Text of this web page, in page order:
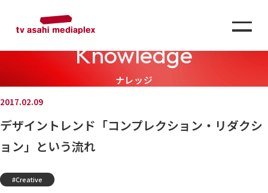
Knowledge
ナレッジ
2017.02.09
デザイントレンド「コンプレクション・リダクシ
ョン」という流れ
Creative